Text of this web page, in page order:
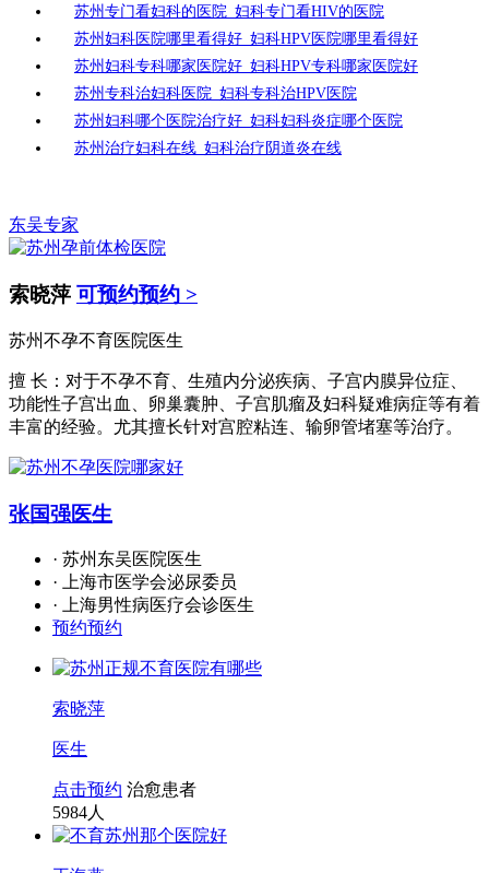
苏州专门看妇科的医院_妇科专门看HIV的医院
苏州妇科医院哪里看得好_妇科HPV医院哪里看得好
苏州妇科专科哪家医院好_妇科HPV专科哪家医院好
苏州专科治妇科医院_妇科专科治HPV医院
苏州妇科哪个医院治疗好_妇科妇科炎症哪个医院
苏州治疗妇科在线_妇科治疗阴道炎在线
东吴专家
索晓萍 可预约预约 >
苏州不孕不育医院医生
擅 长：对于不孕不育、生殖内分泌疾病、子宫内膜异位症、
功能性子宫出血、卵巢囊肿、子宫肌瘤及妇科疑难病症等有着
丰富的经验。尤其擅长针对宫腔粘连、输卵管堵塞等治疗。
张国强医生
· 苏州东吴医院医生
· 上海市医学会泌尿委员
· 上海男性病医疗会诊医生
预约预约
索晓萍
医生
点击预约 治愈患者
5984人